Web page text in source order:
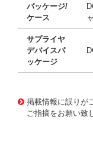
パッケージ/
ケース
サプライヤ
デバイスパ
ッケージ
掲載情報に誤りが
ご指摘をお願い致